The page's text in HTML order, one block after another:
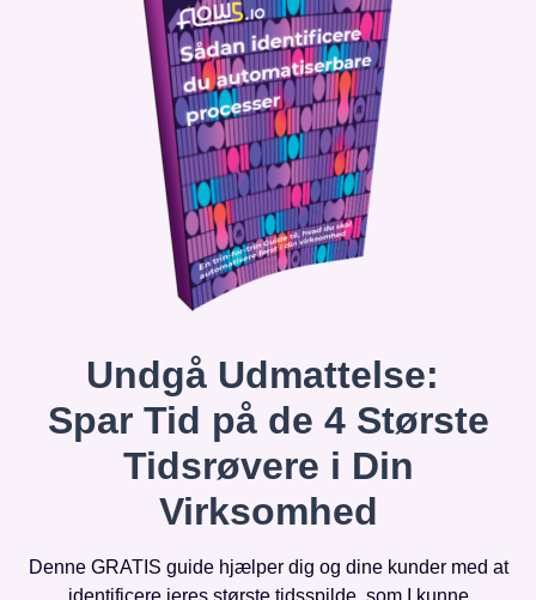
Undgå Udmattelse:
Spar Tid på de 4 Største
Tidsrøvere i Din
Virksomhed
Denne GRATIS guide hjælper dig og dine kunder med at